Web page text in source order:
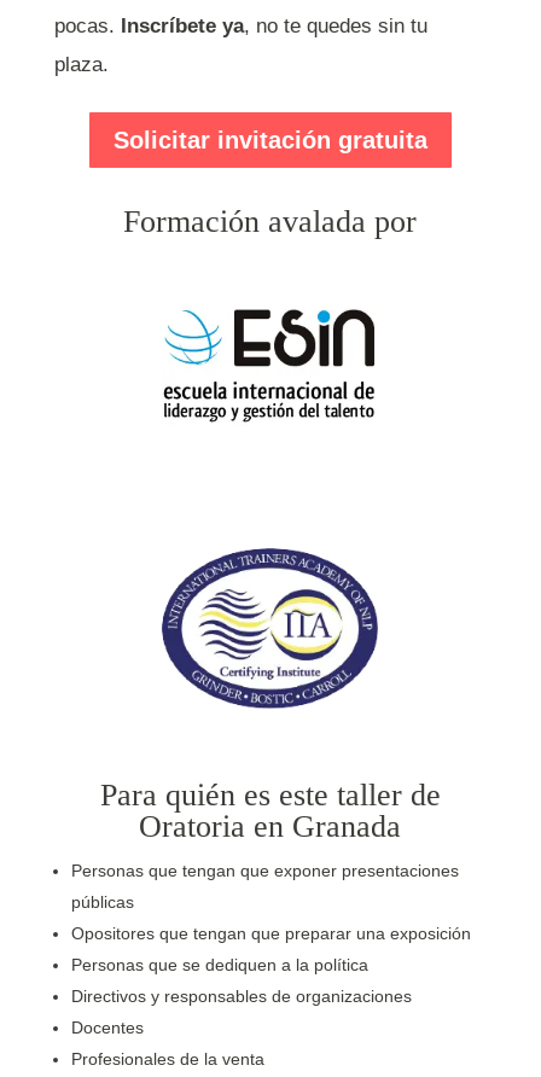
pocas. Inscríbete ya, no te quedes sin tu
plaza.
Solicitar invitación gratuita
Formación avalada por
Para quién es este taller de
Oratoria en Granada
Personas que tengan que exponer presentaciones
públicas
Opositores que tengan que preparar una exposición
Personas que se dediquen a la política
Directivos y responsables de organizaciones
Docentes
Profesionales de la venta